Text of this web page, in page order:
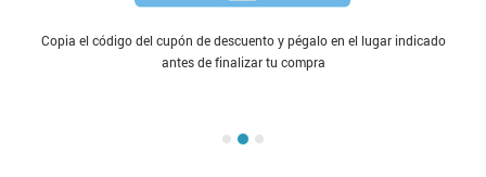
Copia el código del cupón de descuento y pégalo en el lugar indicado
antes de finalizar tu compra